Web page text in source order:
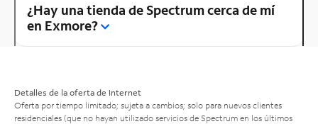
¿Hay una tienda de Spectrum cerca de mí
en Exmore?
Detalles de la oferta de Internet
Oferta por tiempo limitado; sujeta a cambios; solo para nuevos clientes
residenciales (que no hayan utilizado servicios de Spectrum en los últimos